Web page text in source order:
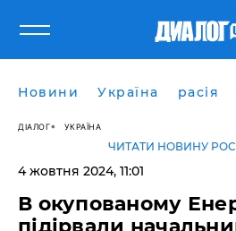
Новини Україна расія
ДІАЛОГ УКРАЇНА
ЧИТАТИ НОВИНУ
4 жовтня 2024, 11:01
В окупованому
підірвали